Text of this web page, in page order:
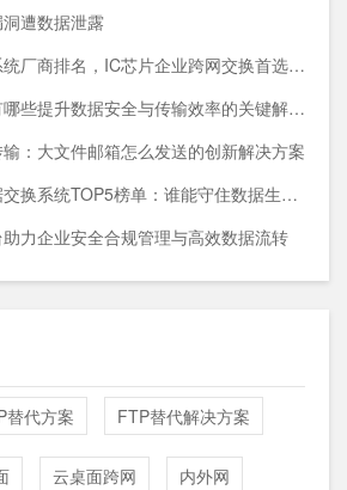
遭数据泄露
一文看懂文件摆渡系统厂商排名，IC芯片企业跨网交换首选方案
文件摆渡系统产品有哪些提升数据安全与传输效率的关键解决方案
：大文件邮箱怎么发送的创新解决方案
锂电池行业安全数据交换系统TOP5榜单：谁能守住数据生命线？
力企业安全合规管理与高效数据流转
替代方案 FTP替代解决方案
云桌面跨网 内外网